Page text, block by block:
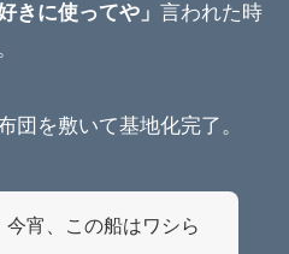
きに使ってや」 言われた時
団を敷いて基地化完了。
今宵、この船はワシら